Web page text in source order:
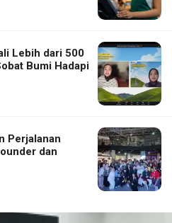
Lebih dari 500
Bumi Hadapi
Perjalanan
dan